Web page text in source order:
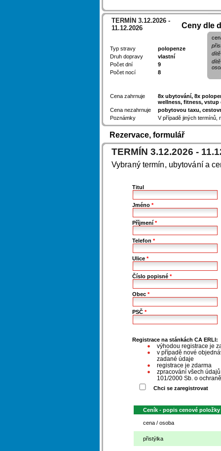
TERMÍN 3.12.2026 -
11.12.2026
Typ stravy
polopenze
Druh dopravy
vlastní
Počet dní
9
Počet nocí
8
Ceny dle
Cena zahrnuje
8x ubytování, 8x
wellness, fitness, vstup
Cena nezahrnuje
pobytovou taxu,
Poznámky
V případě jiných termínů,
Rezervace, formulář
TERMÍN 3.12.2026 -
Vybraný termín, ubytování a
Titul
Jméno*
Příjmení*
Telefon*
Ulice*
Číslo popisné*
Obec*
PSČ*
Registrace na stánkách CA ERLI:
výhodou registrace je
v případě nové
zadané údaje
registrace je zdarma
zpracování všech
101/2000 Sb. o
Chci se zaregistrovat
Ceník - popis cenové položky
cena / osoba
přistýlka